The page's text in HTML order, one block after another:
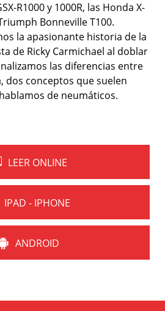
R1000 y 1000R, las Honda X-
Bonneville T100.
la apasionante historia de la
de Ricky Carmichael al doblar
las diferencias entre
dos conceptos que suelen
de neumáticos.
LEER ONLINE
IPAD - IPHONE
ANDROID